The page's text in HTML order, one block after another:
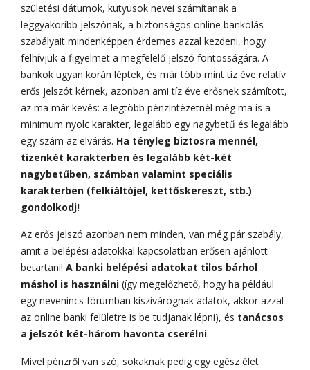
születési dátumok, kutyusok nevei számítanak a
leggyakoribb jelszónak, a biztonságos online bankolás
szabályait mindenképpen érdemes azzal kezdeni, hogy
felhívjuk a figyelmet a megfelelő jelszó fontosságára. A
bankok ugyan korán léptek, és már több mint tíz éve relatív
erős jelszót kérnek, azonban ami tíz éve erősnek számított,
az ma már kevés: a legtöbb pénzintézetnél még ma is a
minimum nyolc karakter, legalább egy nagybetű és legalább
egy szám az elvárás. Ha tényleg biztosra mennél,
tizenkét karakterben és legalább két-két
nagybetűben, számban valamint speciális
karakterben (felkiáltójel, kettőskereszt, stb.)
gondolkodj!
Az erős jelszó azonban nem minden, van még pár szabály,
amit a belépési adatokkal kapcsolatban erősen ajánlott
betartani! A banki belépési adatokat tilos bárhol
máshol is használni (így megelőzhető, hogy ha például
egy nevenincs fórumban kiszivárognak adatok, akkor azzal
az online banki felületre is be tudjanak lépni), és tanácsos
a jelszót két-három havonta cserélni.
Mivel pénzről van szó, sokaknak pedig egy egész élet